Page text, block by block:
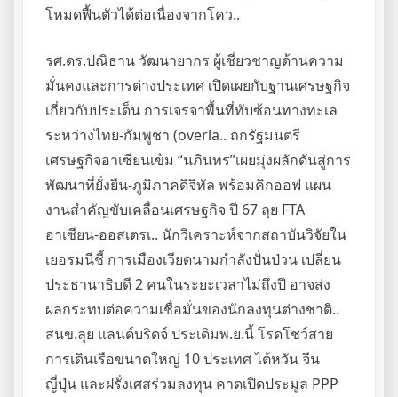
โหมดฟื้นตัวได้ต่อเนื่องจากโคว..
รศ.ดร.ปณิธาน วัฒนายากร ผู้เชี่ยวชาญด้านความ
มั่นคงและการต่างประเทศ เปิดเผยกับฐานเศรษฐกิจ
เกี่ยวกับประเด็น การเจรจาพื้นที่ทับซ้อนทางทะเล
ระหว่างไทย-กัมพูชา (overla.. ถกรัฐมนตรี
เศรษฐกิจอาเซียนเข้ม “นภินทร”เผยมุ่งผลักดันสู่การ
พัฒนาที่ยั่งยืน-ภูมิภาคดิจิทัล พร้อมคิกออฟ แผน
งานสำคัญขับเคลื่อนเศรษฐกิจ ปี 67 ลุย FTA
อาเซียน-ออสเตรเ.. นักวิเคราะห์จากสถาบันวิจัยใน
เยอรมนีชี้ การเมืองเวียดนามกำลังปั่นป่วน เปลี่ยน
ประธานาธิบดี 2 คนในระยะเวลาไม่ถึงปี อาจส่ง
ผลกระทบต่อความเชื่อมั่นของนักลงทุนต่างชาติ..
สนข.ลุย แลนด์บริดจ์ ประเดิมพ.ย.นี้ โรดโชว์สาย
การเดินเรือขนาดใหญ่ 10 ประเทศ ไต้หวัน จีน
ญี่ปุ่น และฝรั่งเศสร่วมลงทุน คาดเปิดประมูล PPP